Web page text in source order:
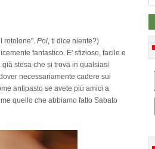
rotolone". Pol, ti dice niente?)
fantastico. E' sfizioso, facile e
stesa che si trova in qualsiasi
necessariamente cadere sui
antipasto se avete più amici a
quello che abbiamo fatto Sabato